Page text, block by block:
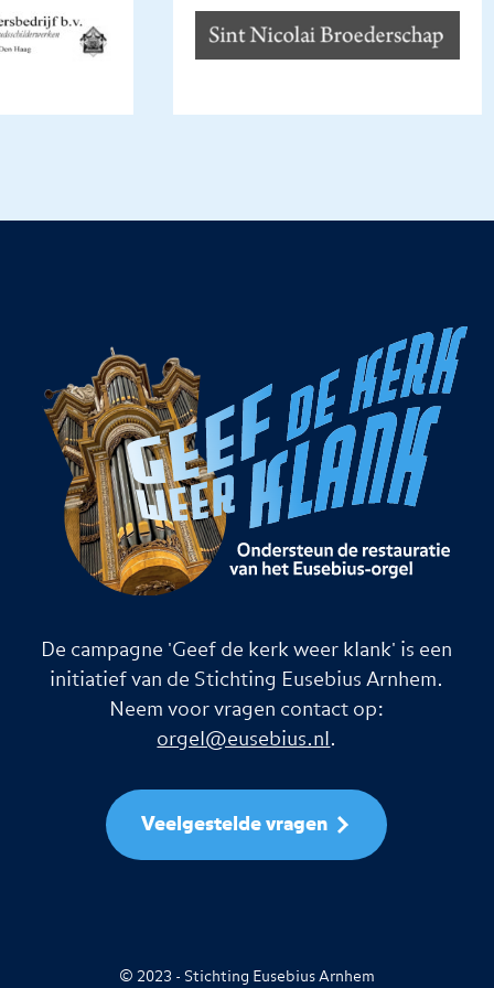
De campagne 'Geef de kerk weer klank' is een
initiatief van de Stichting Eusebius Arnhem.
Neem voor vragen contact op:
orgel@eusebius.nl.
Veelgestelde vragen
© 2023 - Stichting Eusebius Arnhem